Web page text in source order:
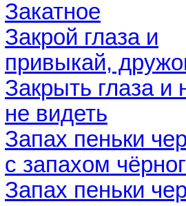
Закатное
Закрой глаза и
привыкай,
Закрыть глаза и
не видеть
Запах пеньки
с запахом
Запах пеньки